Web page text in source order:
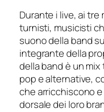
Durante i live, ai
turnisti, musicisti
suono della band
integrante della
della band è un
pop e alternative,
che arricchiscono
dorsale dei loro